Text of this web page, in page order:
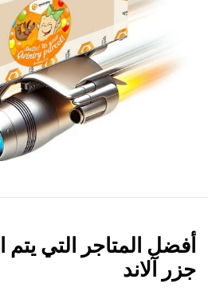
أفضل المتاجر التي
جزر آلاند